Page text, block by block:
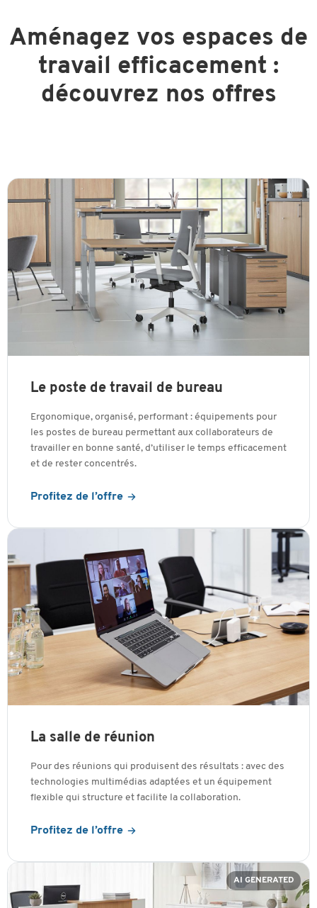
Aménagez vos espaces de
travail efficacement :
découvrez nos offres
Le poste de travail de bureau
Ergonomique, organisé, performant : équipements pour
les postes de bureau permettant aux collaborateurs de
travailler en bonne santé, d’utiliser le temps efficacement
et de rester concentrés.
Profitez de l’offre
La salle de réunion
Pour des réunions qui produisent des résultats : avec des
technologies multimédias adaptées et un équipement
flexible qui structure et facilite la collaboration.
Profitez de l’offre
AI GENERATED